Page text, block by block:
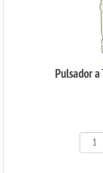
Pulsador a